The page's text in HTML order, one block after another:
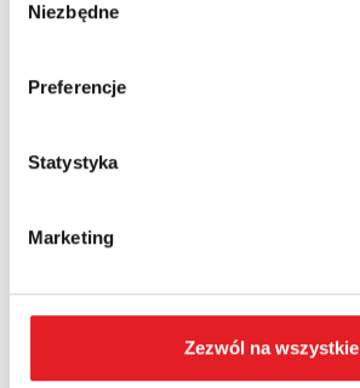
zgody
Niezbędne
Preferencje
Statystyka
Marketing
Zezwól na wszystkie
Numer telefonu:
Województwo: